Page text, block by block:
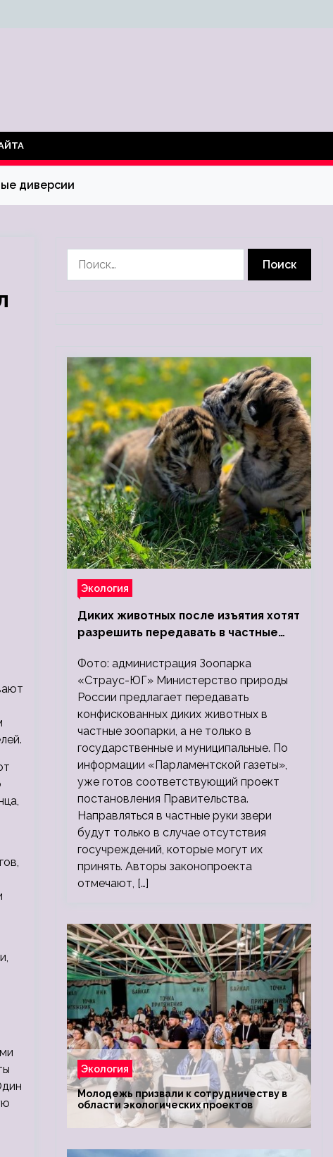
диверсии
Экология
Диких животных после изъятия хотят
разрешить передавать в частные
Фото: администрация Зоопарка
«Страус-ЮГ» Министерство природы
России предлагает передавать
конфискованных диких животных в
частные зоопарки, а не только в
государственные и муниципальные. По
информации «Парламентской газеты»,
уже готов соответствующий проект
постановления Правительства.
Направляться в частные руки звери
будут только в случае отсутствия
госучреждений, которые могут их
принять. Авторы законопроекта
отмечают, […]
Экология
Молодежь призвали к сотрудничеству в
области экологических проектов